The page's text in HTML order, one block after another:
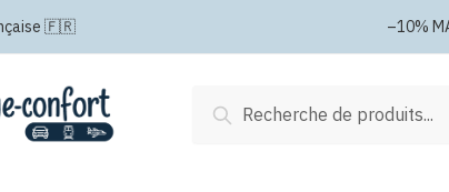
🇫🇷 –10%
pour :
Recherche